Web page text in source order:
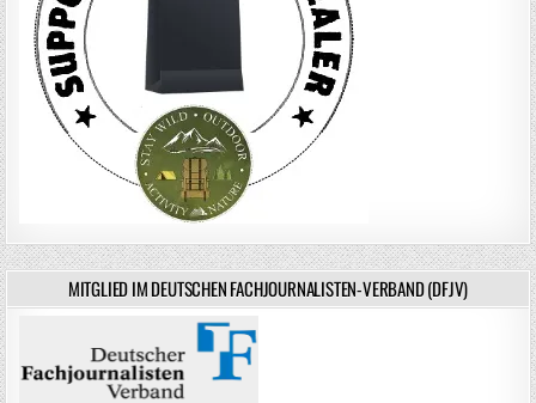
MITGLIED IM DEUTSCHEN FACHJOURNALISTEN-VERBAND (DFJV)